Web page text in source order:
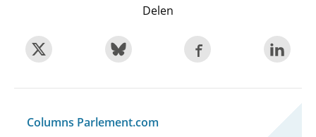
Delen
Columns Parlement.com